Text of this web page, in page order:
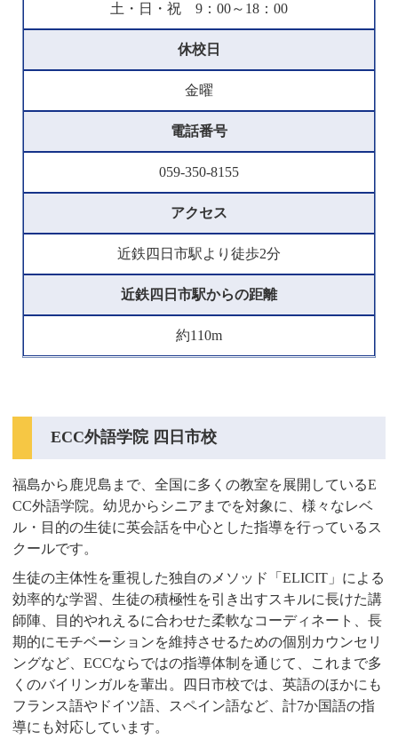
土・日・祝 9：00～18：00
休校日
金曜
電話番号
059-350-8155
アクセス
近鉄四日市駅より徒歩2分
近鉄四日市駅からの距離
約110m
ECC外語学院 四日市校
福島から鹿児島まで、全国に多くの教室を展開しているE
CC外語学院。幼児からシニアまでを対象に、様々なレベ
ル・目的の生徒に英会話を中心とした指導を行っているス
クールです。
生徒の主体性を重視した独自のメソッド「ELICIT」による
効率的な学習、生徒の積極性を引き出すスキルに長けた講
師陣、目的やれえるに合わせた柔軟なコーディネート、長
期的にモチベーションを維持させるための個別カウンセリ
ングなど、ECCならではの指導体制を通じて、これまで多
くのバイリンガルを輩出。四日市校では、英語のほかにも
フランス語やドイツ語、スペイン語など、計7か国語の指
導にも対応しています。